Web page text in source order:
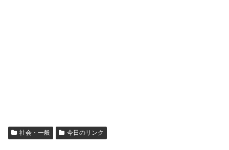
社会・一般 今日のリンク